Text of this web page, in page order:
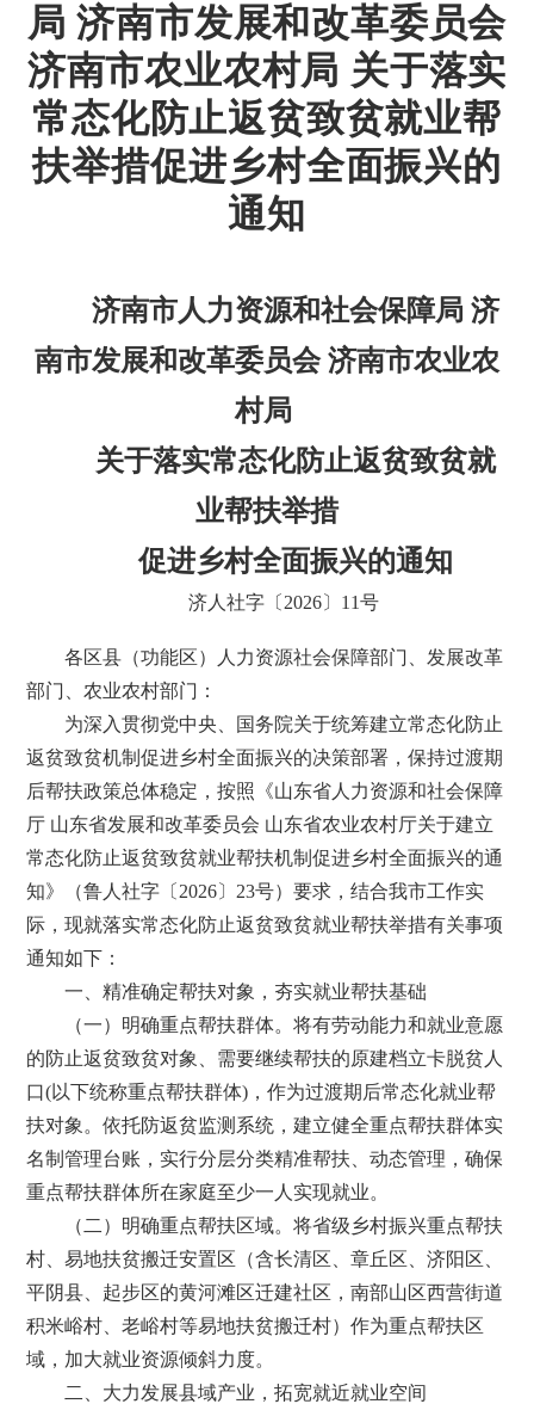
局 济南市发展和改革委员会
济南市农业农村局 关于落实
常态化防止返贫致贫就业帮
扶举措促进乡村全面振兴的
通知
济南市人力资源和社会保障局 济
南市发展和改革委员会 济南市农业农
村局
关于落实常态化防止返贫致贫就
业帮扶举措
促进乡村全面振兴的通知
济人社字〔2026〕11号
各区县（功能区）人力资源社会保障部门、发展改革
部门、农业农村部门：
为深入贯彻党中央、国务院关于统筹建立常态化防止
返贫致贫机制促进乡村全面振兴的决策部署，保持过渡期
后帮扶政策总体稳定，按照《山东省人力资源和社会保障
厅 山东省发展和改革委员会 山东省农业农村厅关于建立
常态化防止返贫致贫就业帮扶机制促进乡村全面振兴的通
知》（鲁人社字〔2026〕23号）要求，结合我市工作实
际，现就落实常态化防止返贫致贫就业帮扶举措有关事项
通知如下：
一、精准确定帮扶对象，夯实就业帮扶基础
（一）明确重点帮扶群体。将有劳动能力和就业意愿
的防止返贫致贫对象、需要继续帮扶的原建档立卡脱贫人
口(以下统称重点帮扶群体)，作为过渡期后常态化就业帮
扶对象。依托防返贫监测系统，建立健全重点帮扶群体实
名制管理台账，实行分层分类精准帮扶、动态管理，确保
重点帮扶群体所在家庭至少一人实现就业。
（二）明确重点帮扶区域。将省级乡村振兴重点帮扶
村、易地扶贫搬迁安置区（含长清区、章丘区、济阳区、
平阴县、起步区的黄河滩区迁建社区，南部山区西营街道
积米峪村、老峪村等易地扶贫搬迁村）作为重点帮扶区
域，加大就业资源倾斜力度。
二、大力发展县域产业，拓宽就近就业空间